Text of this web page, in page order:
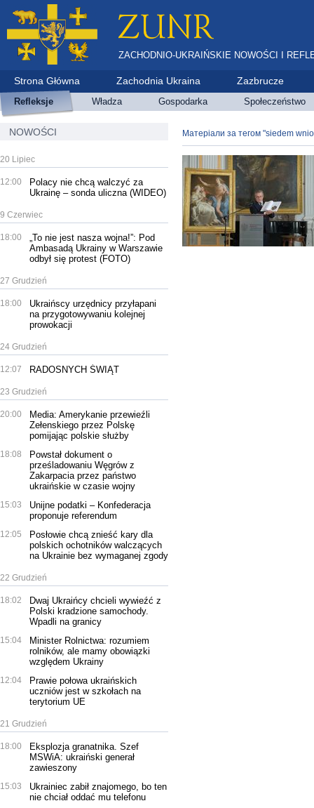
ZACHODNIO-UKRAIŃSKIE NOWOŚCI I
Strona Główna Zachodnia Ukraina Zazbrucze
Refleksje Władza Gospodarka Społeczeństwo
NOWOŚCI
20 Lipiec
12:00
Polacy nie chcą walczyć za
Ukrainę – sonda uliczna (WIDEO)
9 Czerwiec
18:00
„To nie jest nasza wojna!”: Pod
Ambasadą Ukrainy w Warszawie
odbył się protest (FOTO)
27 Grudzień
18:00
Ukraińscy urzędnicy przyłapani
na przygotowywaniu kolejnej
prowokacji
24 Grudzień
12:07 RADOSNYCH ŚWIĄT
23 Grudzień
20:00
Media: Amerykanie przewieźli
Zełenskiego przez Polskę
pomijając polskie służby
18:08
Powstał dokument o
prześladowaniu Węgrów z
Zakarpacia przez państwo
ukraińskie w czasie wojny
15:03
Unijne podatki – Konfederacja
proponuje referendum
12:05
Posłowie chcą znieść kary dla
polskich ochotników walczących
na Ukrainie bez wymaganej zgody
22 Grudzień
18:02
Dwaj Ukraińcy chcieli wywieźć z
Polski kradzione samochody.
Wpadli na granicy
15:04
Minister Rolnictwa: rozumiem
rolników, ale mamy obowiązki
względem Ukrainy
12:04
Prawie połowa ukraińskich
uczniów jest w szkołach na
terytorium UE
21 Grudzień
18:00
Eksplozja granatnika. Szef
MSWiA: ukraiński generał
zawieszony
15:03
Ukrainiec zabił znajomego, bo ten
nie chciał oddać mu telefonu
Матеріали за тегом "siedem